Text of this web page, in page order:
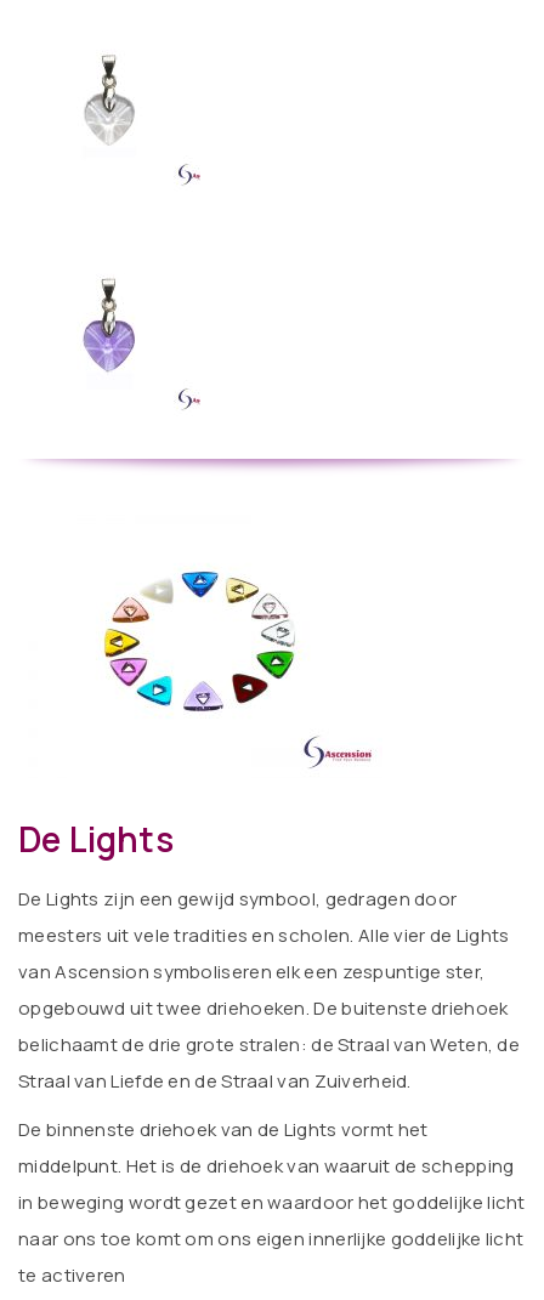
De Lights
De Lights zijn een gewijd symbool, gedragen door
meesters uit vele tradities en scholen. Alle vier de Lights
van Ascension symboliseren elk een zespuntige ster,
opgebouwd uit twee driehoeken. De buitenste driehoek
belichaamt de drie grote stralen: de Straal van Weten, de
Straal van Liefde en de Straal van Zuiverheid.
De binnenste driehoek van de Lights vormt het
middelpunt. Het is de driehoek van waaruit de schepping
in beweging wordt gezet en waardoor het goddelijke licht
naar ons toe komt om ons eigen innerlijke goddelijke licht
te activeren